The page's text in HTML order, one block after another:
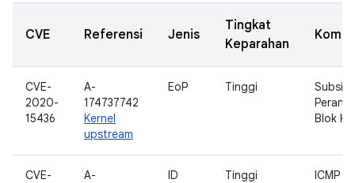
CVE Referensi Jenis
Tingkat
Keparahan
CVE-
2020-
15436
A-
174737742
Kernel
upstream
EoP Tinggi
Blok
CVE-
A-
ID Tinggi ICMP